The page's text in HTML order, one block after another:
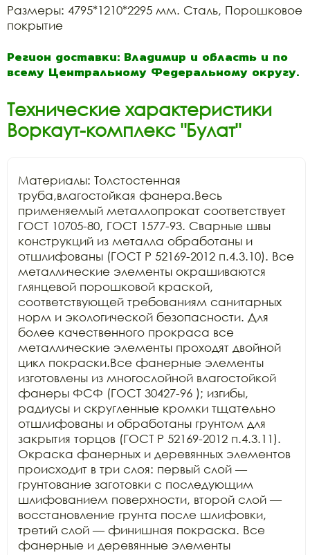
Размеры: 4795*1210*2295 мм. Сталь, Порошковое
покрытие
Регион доставки: Владимир и область и по
всему Центральному Федеральному округу.
Технические характеристики
Воркаут-комплекс "Булат"
Материалы: Толстостенная
труба,влагостойкая фанера.Весь
применяемый металлопрокат соответствует
ГОСТ 10705-80, ГОСТ 1577-93. Сварные швы
конструкций из металла обработаны и
отшлифованы (ГОСТ Р 52169-2012 п.4.3.10). Все
металлические элементы окрашиваются
глянцевой порошковой краской,
соответствующей требованиям санитарных
норм и экологической безопасности. Для
более качественного прокраса все
металлические элементы проходят двойной
цикл покраски.Все фанерные элементы
изготовлены из многослойной влагостойкой
фанеры ФСФ (ГОСТ 30427-96 ); изгибы,
радиусы и скругленные кромки тщательно
отшлифованы и обработаны грунтом для
закрытия торцов (ГОСТ Р 52169-2012 п.4.3.11).
Окраска фанерных и деревянных элементов
происходит в три слоя: первый слой —
грунтование заготовки с последующим
шлифованием поверхности, второй слой —
восстановление грунта после шлифовки,
третий слой — финишная покраска. Все
фанерные и деревянные элементы